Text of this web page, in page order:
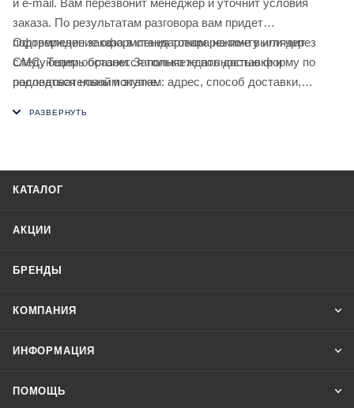
и e-mail. Вам перезвонит менеджер и уточнит условия
заказа. По результатам разговора вам придет
подтверждение оформления товара на почту или через
СМС. Теперь останется только ждать доставки и
радоваться новой покупке.
Оформление заказа в стандартном режиме выглядит
следующим образом. Заполняете полностью форму по
последовательным этапам: адрес, способ доставки,
КАТАЛОГ
АКЦИИ
БРЕНДЫ
КОМПАНИЯ
ИНФОРМАЦИЯ
ПОМОЩЬ